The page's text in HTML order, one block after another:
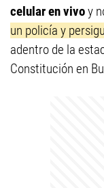
celular en vivoy
un policía y
adentro de la
Constitución en